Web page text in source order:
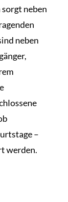
neben
neben
–
werden.